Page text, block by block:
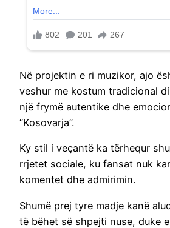
Në projektin e ri muzikor, ajo
veshur me kostum tradicional
një frymë autentike dhe
“Kosovarja”.
Ky stil i veçantë ka tërhequr
rrjetet sociale, ku fansat nuk
komentet dhe admirimin.
Shumë prej tyre madje kanë
të bëhet së shpejti nuse, duke